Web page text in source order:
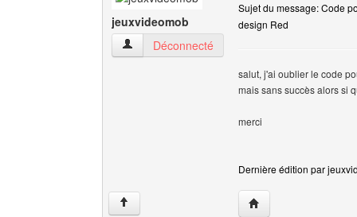
jeuxvideomob
jeuxvideomob Voir le profil de l'utilisateur
Déconnecté
Sujet du message: Code
design Red
salut, j'ai oublier le code
mais sans succès alors si
merci
Dernière édition par
↑ Visiter le site web